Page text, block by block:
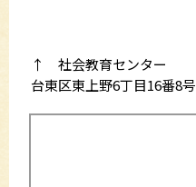
↑ 社会教育センター
台東区東上野6丁目16番8号